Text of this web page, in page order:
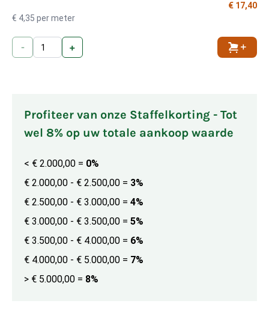
€ 17,40
€ 4,35 per meter
- +
Profiteer van onze Staffelkorting - Tot
wel 8% op uw totale aankoop waarde
< € 2.000,00 = 0%
€ 2.000,00 - € 2.500,00 = 3%
€ 2.500,00 - € 3.000,00 = 4%
€ 3.000,00 - € 3.500,00 = 5%
€ 3.500,00 - € 4.000,00 = 6%
€ 4.000,00 - € 5.000,00 = 7%
> € 5.000,00 = 8%